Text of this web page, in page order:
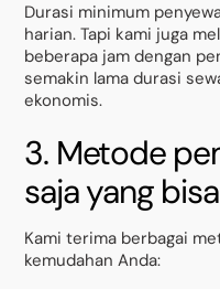
Durasi minimum
harian. Tapi kami juga
beberapa jam dengan
semakin lama durasi
ekonomis.
3. Metode
saja yang
Kami terima berbagai
kemudahan Anda: